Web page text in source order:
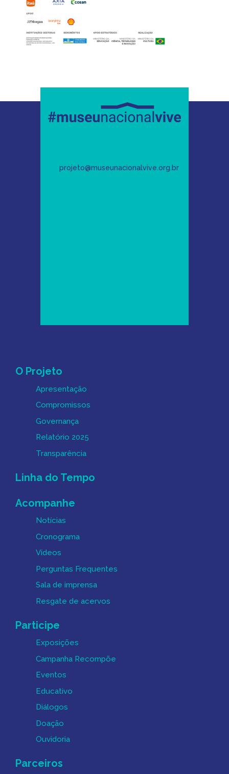
projeto@museunacionalvive.org.br
Mapa do Site
O Projeto
Apresentação
Compromissos
Governança
Relatório 2025
Transparência
Linha do Tempo
Acompanhe
Notícias
Cronograma
Vídeos
Perguntas Frequentes
Sala de imprensa
Resgate de acervos
Participe
Exposições
Campanha Recompõe
Eventos
Educativo
Diálogos
Doação
Ouvidoria
Parceiros